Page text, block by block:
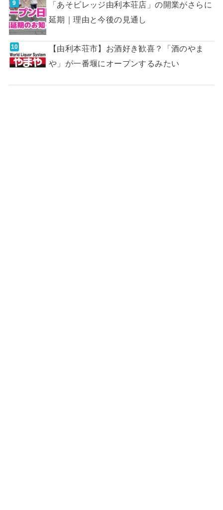
「あそビレッジ由利本荘店」の開業がさらに
延期｜理由と今後の見通し
【由利本荘市】お酒好き歓喜？「酒のやま
や」が一番堰にオープンするみたい